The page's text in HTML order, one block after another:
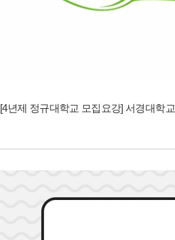
[4년제 정규대학교 모집요강] 서경대학교